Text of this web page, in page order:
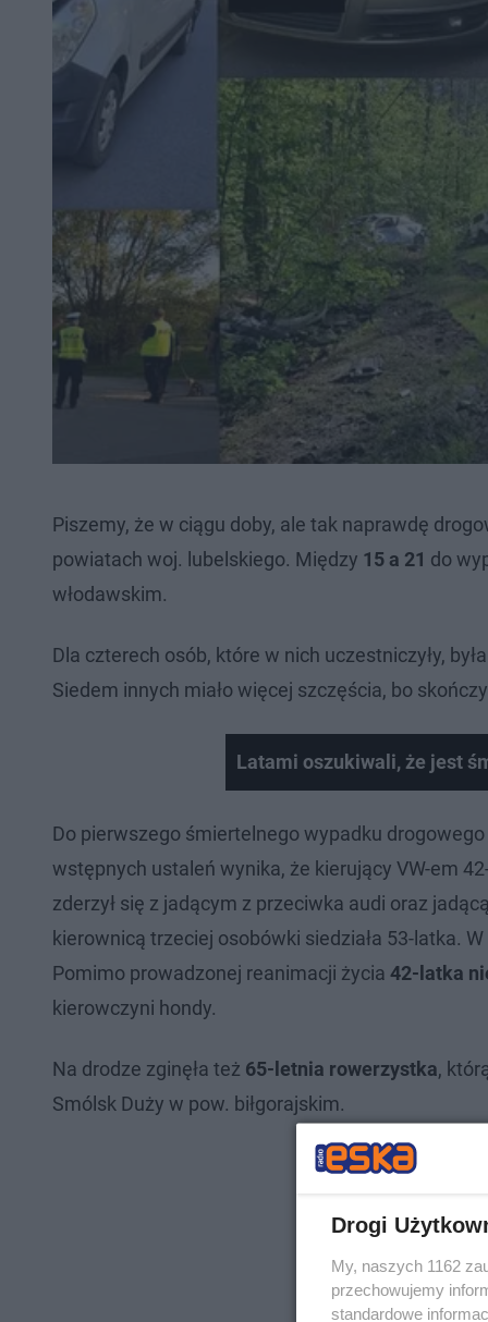
Piszemy, że w ciągu doby, ale tak naprawdę
powiatach woj. lubelskiego. Między 15 a 21 do
włodawskim.
Dla czterech osób, które w nich uczestniczyły,
Siedem innych miało więcej szczęścia, bo
Latami oszukiwali, że jest
Do pierwszego śmiertelnego wypadku
wstępnych ustaleń wynika, że kierujący VW-em
zderzył się z jadącym z przeciwka audi oraz
kierownicą trzeciej osobówki siedziała 53-latka.
Pomimo prowadzonej reanimacji życia 42-latka
kierowczyni hondy.
Na drodze zginęła też 65-letnia rowerzystka,
Smólsk Duży w pow. biłgorajskim.
Drogi
My, naszych 1162
przechowujemy
standardowe